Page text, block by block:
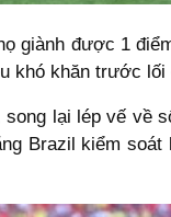
giành được 1
khó khăn trước
lại lép vế
Brazil kiểm